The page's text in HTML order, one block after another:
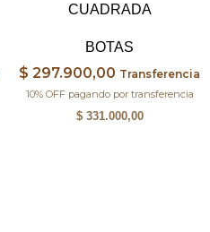
CUADRADA
BOTAS
$ 297.900,00 Transferencia
10% OFF pagando por transferencia
$331.000,00